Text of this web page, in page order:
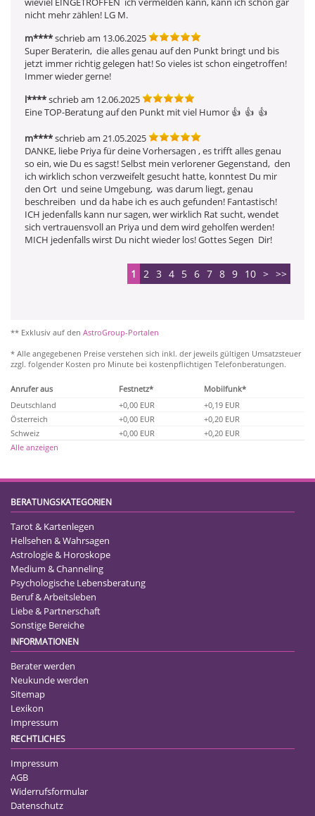
nicht mehr zählen! LG M.
m****schrieb am 13.06.2025
Super Beraterin,  die alles genau auf den Punkt bringt und bis
jetzt immer richtig gelegen hat! So vieles ist schon eingetroffen!
Immer wieder gerne!
l****schrieb am 12.06.2025
Eine TOP-Beratung auf den Punkt mit viel Humor 👍  👍  👍
m****schrieb am 21.05.2025
DANKE, liebe Priya für deine Vorhersagen , es trifft alles genau
so ein, wie Du es sagst! Selbst mein verlorener Gegenstand,  den
ich wirklich schon verzweifelt gesucht hatte, konntest Du mir
den Ort  und seine Umgebung,  was darum liegt, genau
beschreiben  und da habe ich es auch gefunden! Fantastisch!
ICH jedenfalls kann nur sagen, wer wirklich Rat sucht, wendet
sich vertrauensvoll an Priya und dem wird geholfen werden!
MICH jedenfalls wirst Du nicht wieder los! Gottes Segen  Dir!
1 2 3 4 5 6 7 8 9 10 > >>
** Exklusiv auf den AstroGroup-Portalen
* Alle angegebenen Preise verstehen sich inkl. der jeweils gültigen Umsatzsteuer
zzgl. folgender Kosten pro Minute bei kostenpflichtigen Telefonberatungen.
Anrufer aus Festnetz*
Mobilfunk*
Deutschland
+0,00 EUR
+0,19 EUR
Österreich
+0,00 EUR
+0,20 EUR
Schweiz
+0,00 EUR
+0,20 EUR
Alle anzeigen
BERATUNGSKATEGORIEN
Tarot & Kartenlegen
Hellsehen & Wahrsagen
Astrologie & Horoskope
Medium & Channeling
Psychologische Lebensberatung
Beruf & Arbeitsleben
Liebe & Partnerschaft
Sonstige Bereiche
INFORMATIONEN
Berater werden
Neukunde werden
Sitemap
Lexikon
Impressum
RECHTLICHES
Impressum
AGB
Widerrufsformular
Datenschutz